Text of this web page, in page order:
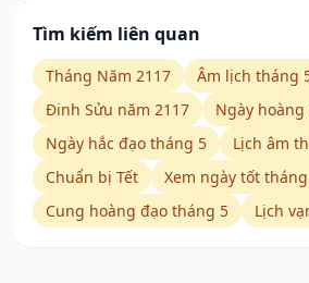
Tìm kiếm liên quan
Tháng Năm 2117
Âm lịch tháng
Đinh Sửu năm 2117
Ngày
Ngày hắc đạo tháng 5
Lịch âm
Chuẩn bị Tết
Xem ngày tốt
Cung hoàng đạo tháng 5
Lịch